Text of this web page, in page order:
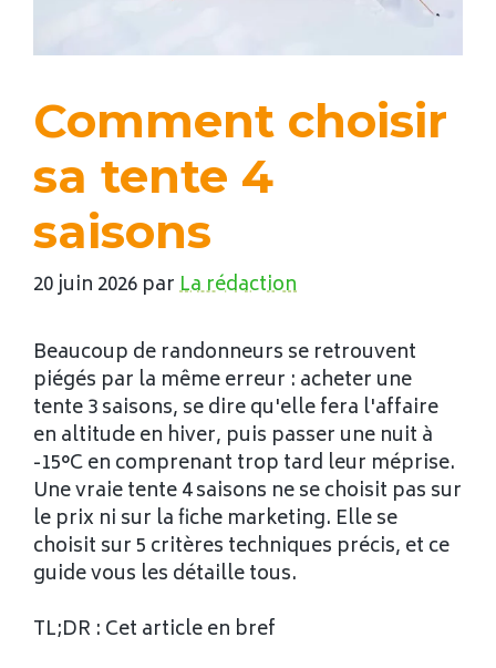
Comment choisir
sa tente 4
saisons
20 juin 2026 parLa rédaction
Beaucoup de randonneurs se retrouvent
piégés par la même erreur : acheter une
tente 3 saisons, se dire qu'elle fera l'affaire
en altitude en hiver, puis passer une nuit à
-15°C en comprenant trop tard leur méprise.
Une vraie tente 4 saisons ne se choisit pas sur
le prix ni sur la fiche marketing. Elle se
choisit sur 5 critères techniques précis, et ce
guide vous les détaille tous.
TL;DR : Cet article en bref